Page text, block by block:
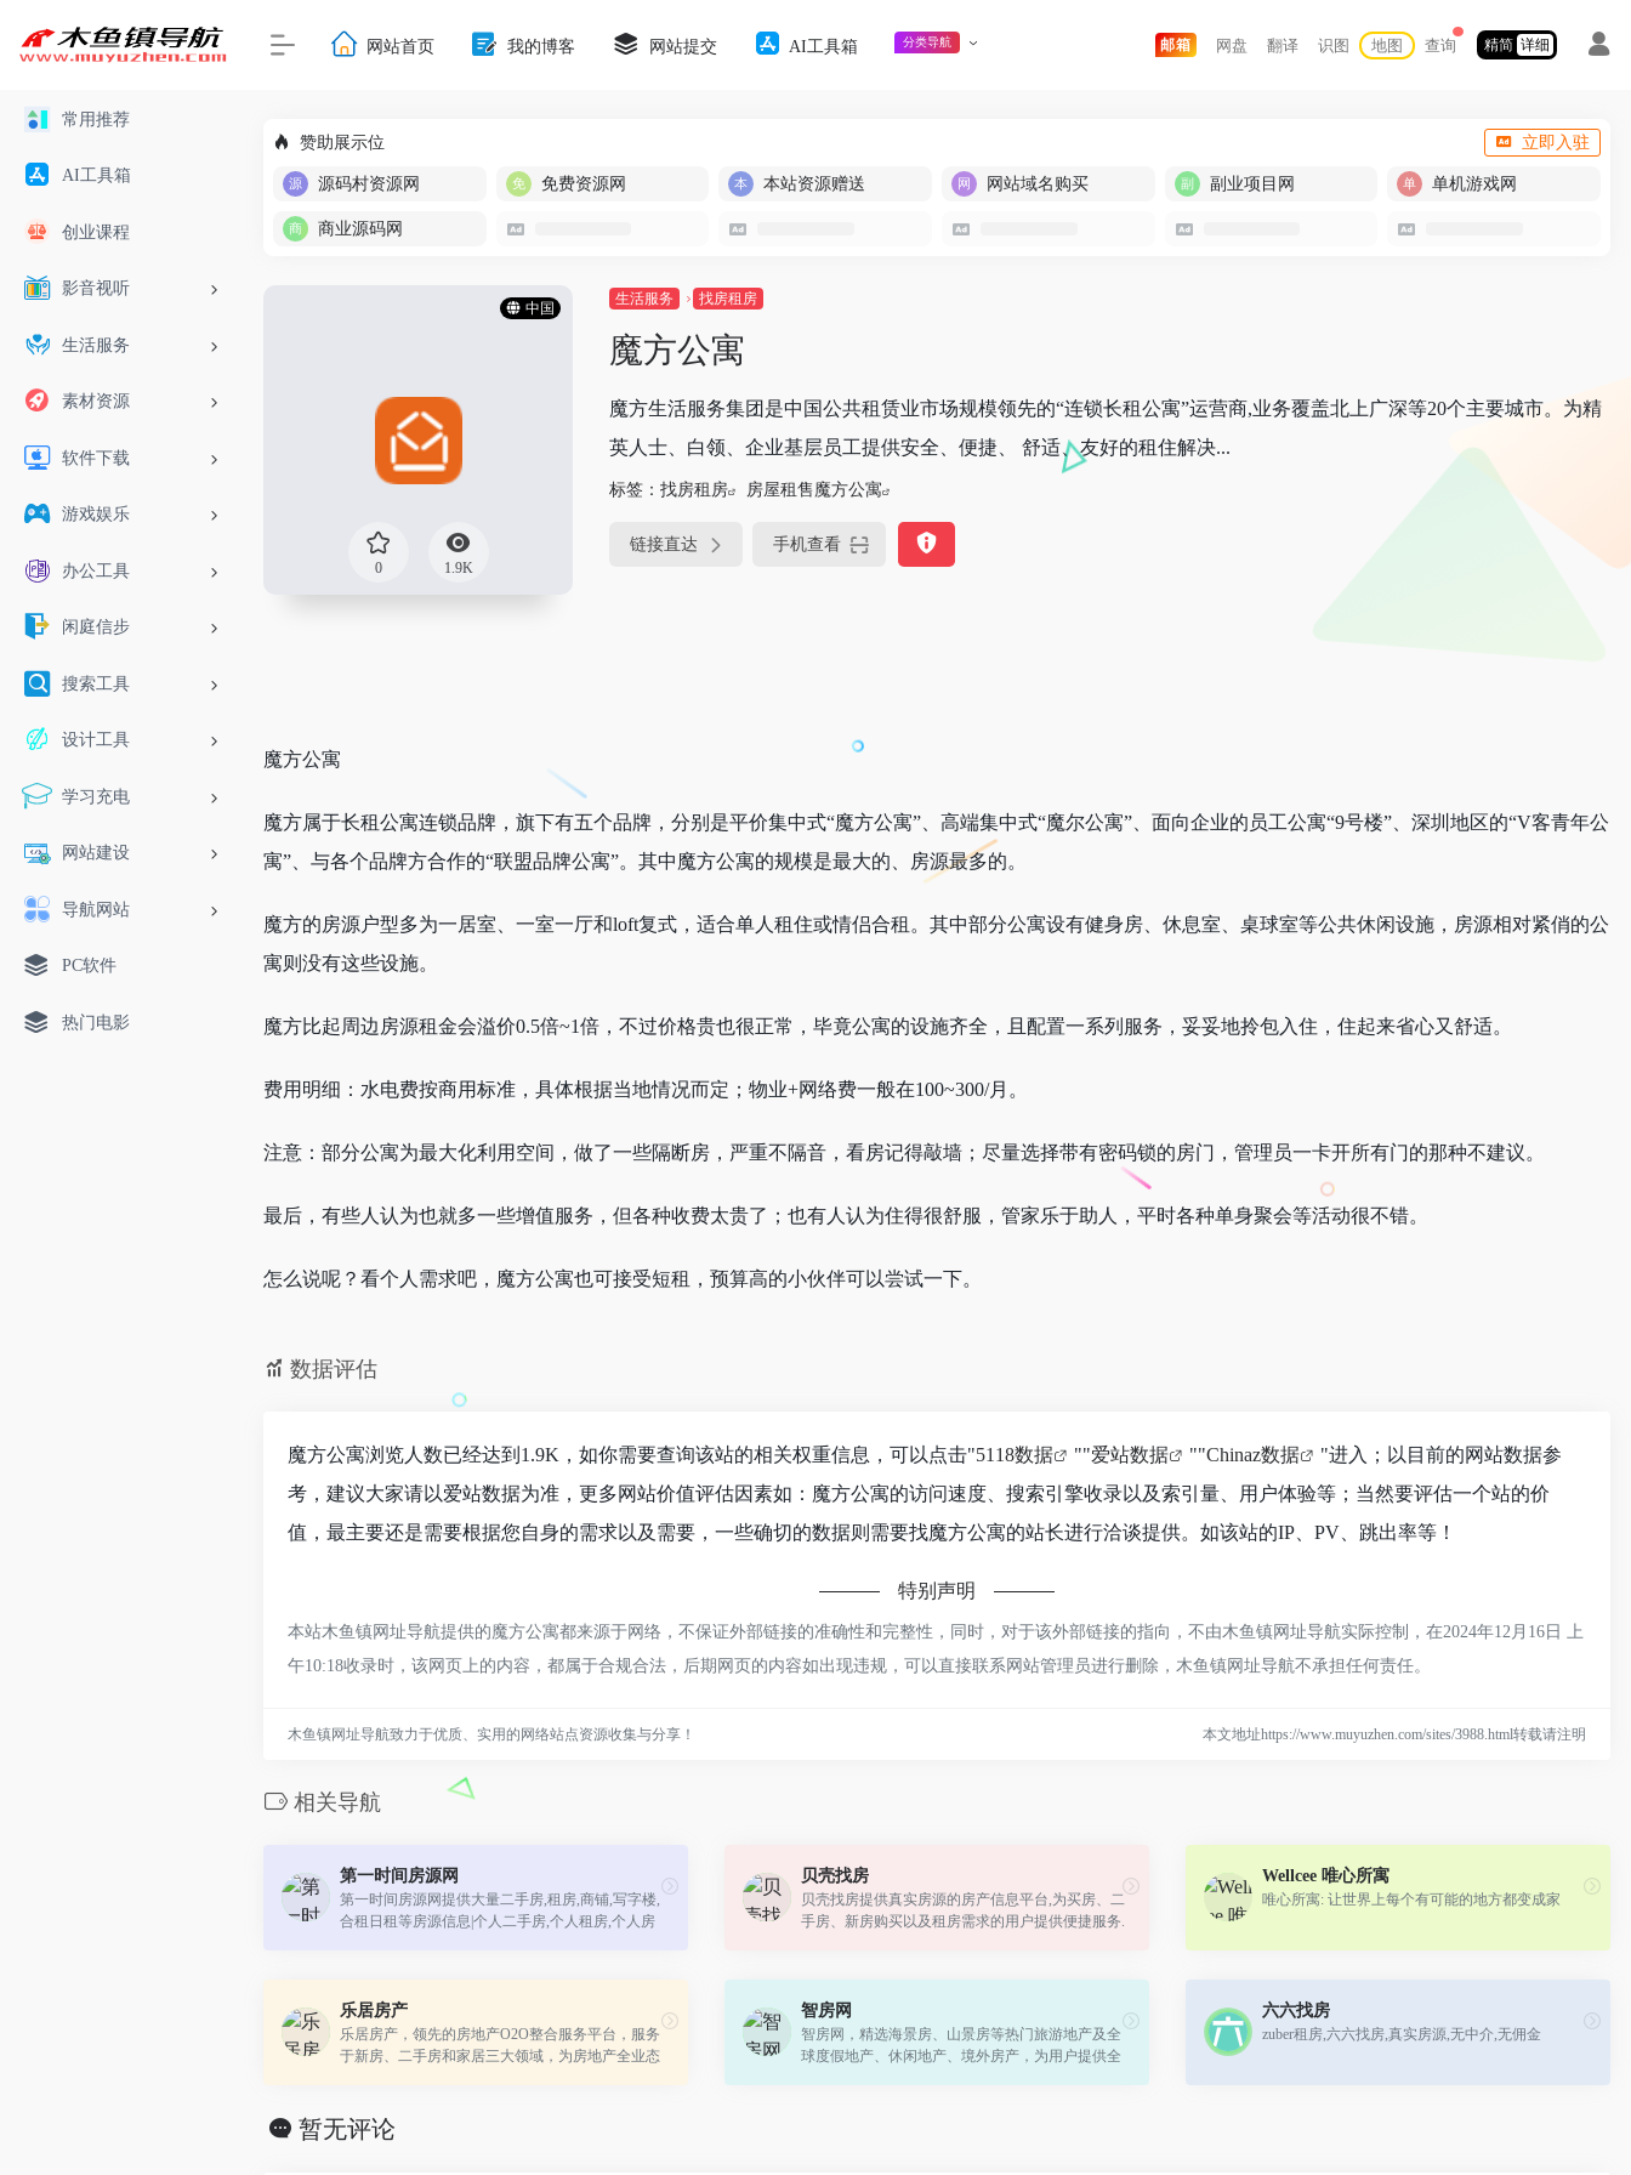
常用推荐
AI工具箱
创业课程
影音视听
生活服务
素材资源
软件下载
游戏娱乐
办公工具
闲庭信步
搜索工具
设计工具
学习充电
网站建设
导航网站
PC软件
热门电影
网站首页 我的博客 网站提交 AI工具箱 分类导航 邮箱 网盘 翻译 识图 地图 查询 精简 详细
赞助展示位 立即入驻
源码村资源网 免费资源网 本站资源赠送 网站域名购买 副业项目网 单机游戏网
商业源码网
中国
0 1.9K
生活服务 找房租房
魔方公寓
魔方生活服务集团是中国公共租赁业市场规模领先的“连锁长租公寓”运营商,业务覆盖北上广深等20个主要城市。为精
英人士、白领、企业基层员工提供安全、便捷、 舒适、友好的租住解决...
标签： 找房租房 房屋租售魔方公寓
链接直达 手机查看
魔方公寓
魔方属于长租公寓连锁品牌，旗下有五个品牌，分别是平价集中式“魔方公寓”、高端集中式“魔尔公寓”、面向企业的员工公寓“9号楼”、深圳地区的“V客青年公
寓”、与各个品牌方合作的“联盟品牌公寓”。其中魔方公寓的规模是最大的、房源最多的。
魔方的房源户型多为一居室、一室一厅和loft复式，适合单人租住或情侣合租。其中部分公寓设有健身房、休息室、桌球室等公共休闲设施，房源相对紧俏的公
寓则没有这些设施。
魔方比起周边房源租金会溢价0.5倍~1倍，不过价格贵也很正常，毕竟公寓的设施齐全，且配置一系列服务，妥妥地拎包入住，住起来省心又舒适。
费用明细：水电费按商用标准，具体根据当地情况而定；物业+网络费一般在100~300/月。
注意：部分公寓为最大化利用空间，做了一些隔断房，严重不隔音，看房记得敲墙；尽量选择带有密码锁的房门，管理员一卡开所有门的那种不建议。
最后，有些人认为也就多一些增值服务，但各种收费太贵了；也有人认为住得很舒服，管家乐于助人，平时各种单身聚会等活动很不错。
怎么说呢？看个人需求吧，魔方公寓也可接受短租，预算高的小伙伴可以尝试一下。
数据评估
魔方公寓浏览人数已经达到1.9K，如你需要查询该站的相关权重信息，可以点击"5118数据 ""爱站数据 ""Chinaz数据
"进入；以目前的网站数据参
考，建议大家请以爱站数据为准，更多网站价值评估因素如：魔方公寓的访问速度、搜索引擎收录以及索引量、用户体验等；当然要评估一个站的价
值，最主要还是需要根据您自身的需求以及需要，一些确切的数据则需要找魔方公寓的站长进行洽谈提供。如该站的IP、PV、跳出率等！
特别声明
本站木鱼镇网址导航提供的魔方公寓都来源于网络，不保证外部链接的准确性和完整性，同时，对于该外部链接的指向，不由木鱼镇网址导航实际控制，在2024年12月16日 上
午10:18收录时，该网页上的内容，都属于合规合法，后期网页的内容如出现违规，可以直接联系网站管理员进行删除，木鱼镇网址导航不承担任何责任。
木鱼镇网址导航致力于优质、实用的网络站点资源收集与分享！ 本文地址https://www.muyuzhen.com/sites/3988.html转载请注明
相关导航
第一时间房源网
第一时间房源网提供大量二手房,租房,商铺,写字楼,
合租日租等房源信息|个人二手房,个人租房,个人房
贝壳找房
贝壳找房提供真实房源的房产信息平台,为买房、二
手房、新房购买以及租房需求的用户提供便捷服务.
Wellcee 唯心所寓
唯心所寓: 让世界上每个有可能的地方都变成家
乐居房产
乐居房产，领先的房地产O2O整合服务平台，服务
于新房、二手房和家居三大领域，为房地产全业态
智房网
智房网，精选海景房、山景房等热门旅游地产及全
球度假地产、休闲地产、境外房产，为用户提供全
六六找房
zuber租房,六六找房,真实房源,无中介,无佣金
暂无评论